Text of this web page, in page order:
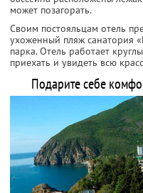
может позагорать.
Своим постояльцам отель
ухоженный пляж санатория
парка. Отель работает
приехать и увидеть всю
Подарите себе